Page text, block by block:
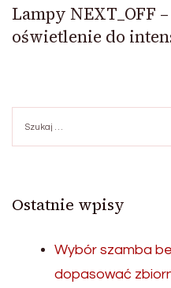
Lampy NEXT_OFF
oświetlenie do
Ostatnie wpisy
Wybór szamba
dopasować